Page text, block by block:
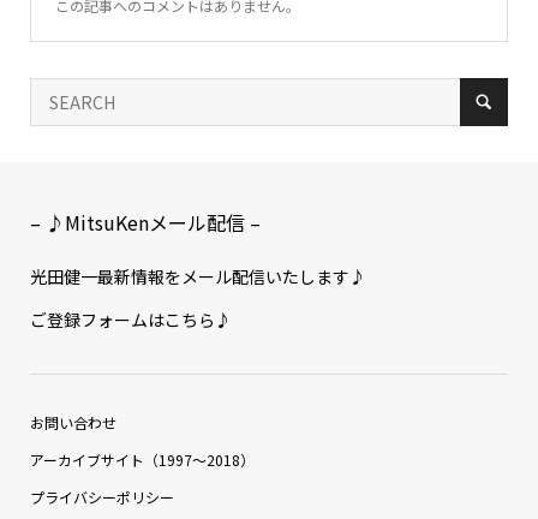
この記事へのコメントはありません。
– ♪MitsuKenメール配信 –
光田健一最新情報をメール配信いたします♪
ご登録フォームはこちら♪
お問い合わせ
アーカイブサイト（1997〜2018）
プライバシーポリシー